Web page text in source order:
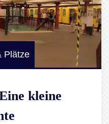
Plätze
kleine